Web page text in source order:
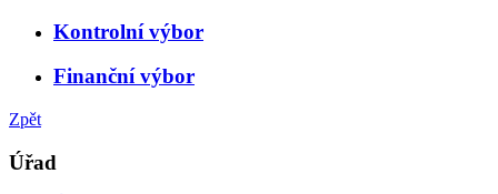
Kontrolní výbor
Finanční výbor
Zpět
Úřad